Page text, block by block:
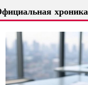
хроника